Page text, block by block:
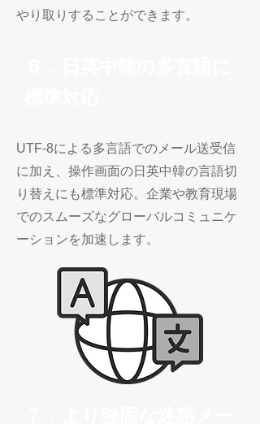
やり取りすることができます。
UTF-8による多言語でのメール送受信
に加え、操作画面の日英中韓の言語切
り替えにも標準対応。企業や教育現場
でのスムーズなグローバルコミュニケ
ーションを加速します。